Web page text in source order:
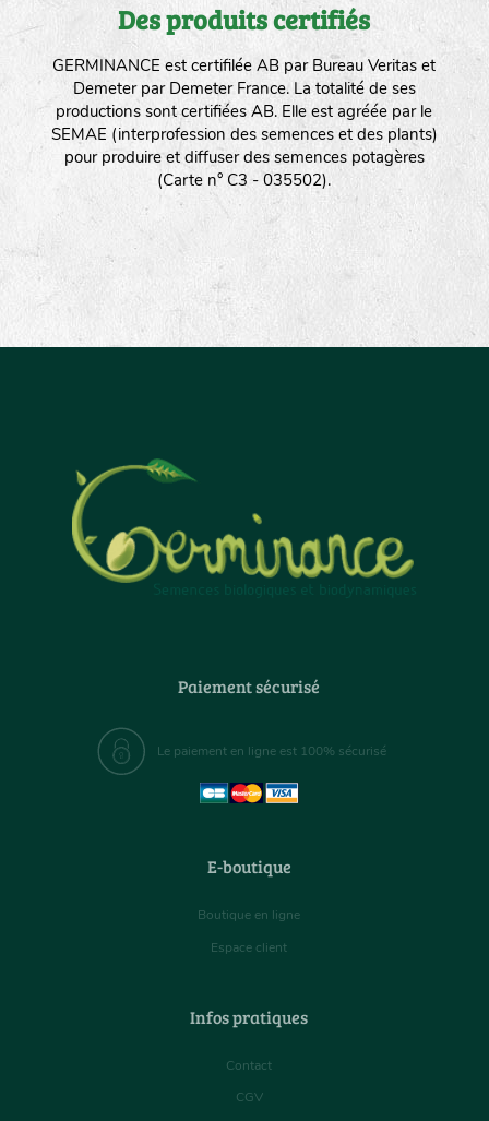
Des produits certifiés
GERMINANCE est certifilée AB par Bureau Veritas et
Demeter par Demeter France. La totalité de ses
productions sont certifiées AB. Elle est agréée par le
SEMAE (interprofession des semences et des plants)
pour produire et diffuser des semences potagères
(Carte n° C3 - 035502).
Paiement sécurisé
Le paiement en ligne est 100% sécurisé
E-boutique
Boutique en ligne
Espace client
Infos pratiques
Contact
CGV